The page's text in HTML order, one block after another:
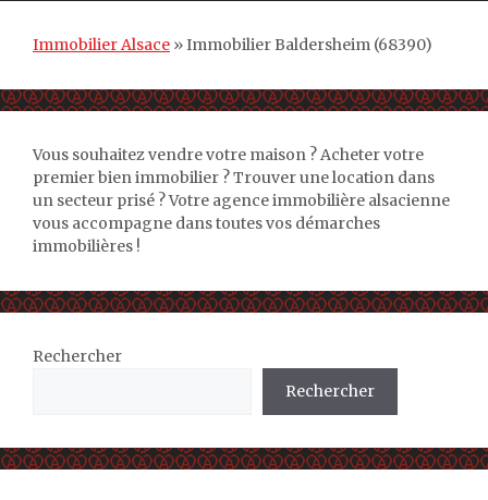
Immobilier Alsace »Immobilier Baldersheim (68390)
Vous souhaitez vendre votre maison ? Acheter votre
premier bien immobilier ? Trouver une location dans
un secteur prisé ? Votre agence immobilière alsacienne
vous accompagne dans toutes vos démarches
immobilières !
Rechercher
Rechercher